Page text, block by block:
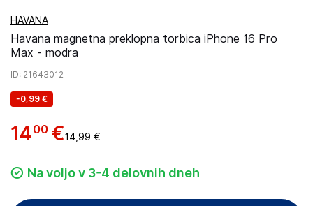
HAVANA
Havana magnetna preklopna torbica iPhone 16 Pro
Max - modra
ID: 21643012
-0,99 €
1400 €14,99 €
Na voljo v 3-4 delovnih dneh